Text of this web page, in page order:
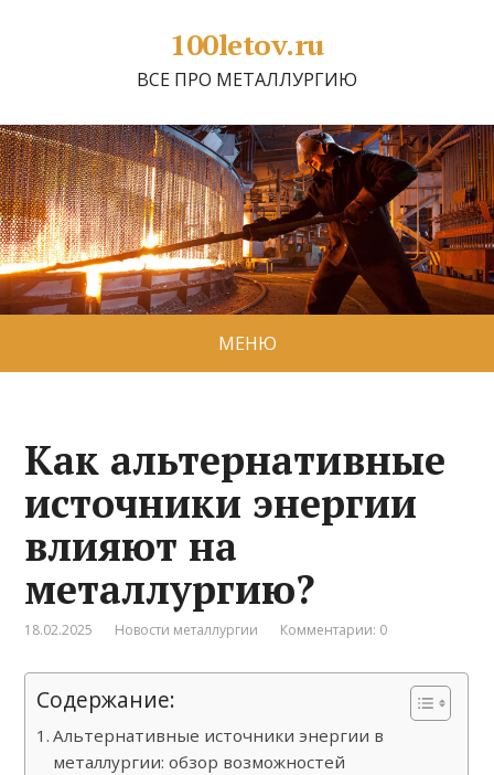
100letov.ru
ВСЕ ПРО МЕТАЛЛУРГИЮ
МЕНЮ
Как альтернативные
источники энергии
влияют на
металлургию?
18.02.2025 Новости металлургии Комментарии: 0
Содержание:
Альтернативные источники энергии в
металлургии: обзор возможностей